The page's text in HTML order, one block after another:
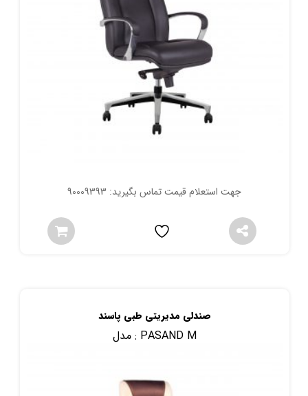
جهت استعلام قیمت تماس بگیرید: 90009393
صندلی مدیریتی طبی پاسند
مدل : PASAND M